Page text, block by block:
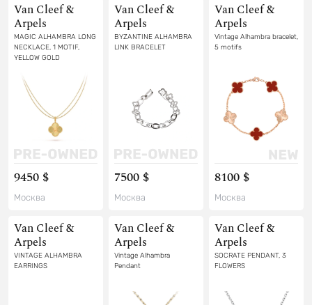
Van Cleef &
Arpels
MAGIC ALHAMBRA LONG
NECKLACE, 1 MOTIF,
YELLOW GOLD
9450 $
Москва
Van Cleef &
Arpels
BYZANTINE ALHAMBRA
LINK BRACELET
7500 $
Москва
Van Cleef &
Arpels
Vintage Alhambra bracelet,
5 motifs
8100 $
Москва
Van Cleef &
Arpels
VINTAGE ALHAMBRA
EARRINGS
Van Cleef &
Arpels
Vintage Alhambra
Pendant
Van Cleef &
Arpels
SOCRATE PENDANT, 3
FLOWERS